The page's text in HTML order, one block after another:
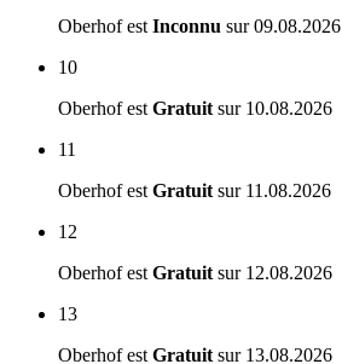
Oberhof est Inconnu sur09.08.2026
10
Oberhof est Gratuit sur 10.08.2026
11
Oberhof est Gratuit sur 11.08.2026
12
Oberhof est Gratuit sur 12.08.2026
13
Oberhof est Gratuit sur 13.08.2026